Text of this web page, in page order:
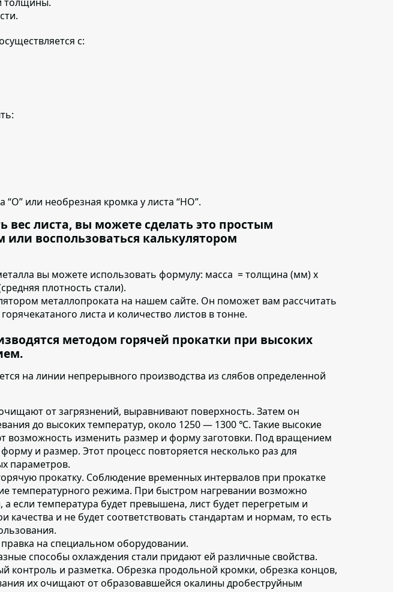
с:
или необрезная кромка у листа “НО”.
вес листа, вы можете сделать это простым
воспользоваться калькулятором
вы можете использовать формулу: масса = толщина (мм) х
плотность стали).
металлопроката на нашем сайте. Он поможет вам рассчитать
листа и количество листов в тонне.
методом горячей прокатки при высоких
на линии непрерывного производства из слябов определенной
от загрязнений, выравнивают поверхность. Затем он
до высоких температур, около 1250 — 1300 ℃. Такие высокие
возможность изменить размер и форму заготовки. Под вращением
и размер. Этот процесс повторяется несколько раз для
параметров.
прокатку. Соблюдение временных интервалов при прокатке
температурного режима. При быстром нагревании возможно
а если температура будет превышена, лист будет перегретым и
качества и не будет соответствовать стандартам и нормам, то есть
правка на специальном оборудовании.
способы охлаждения стали придают ей различные свойства.
контроль и разметка. Обрезка продольной кромки, обрезка концов,
их очищают от образовавшейся окалины дробеструйным